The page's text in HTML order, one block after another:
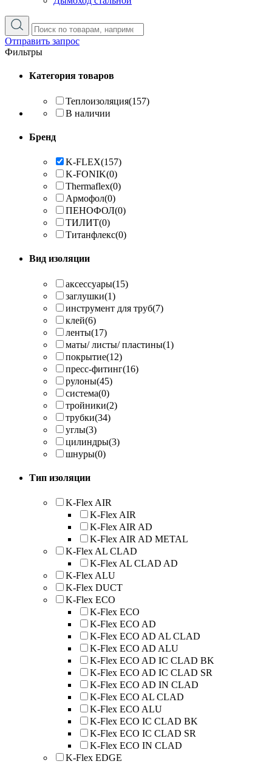
Отправить запрос
Фильтры
Категория товаров
Теплоизоляция(157)
В наличии
Бренд
K-FLEX(157)
K-FONIK(0)
Thermaflex(0)
Армофол(0)
ПЕНОФОЛ(0)
ТИЛИТ(0)
Титанфлекс(0)
Вид изоляции
аксессуары(15)
заглушки(1)
инструмент для труб(7)
клей(6)
ленты(17)
маты/ листы/ пластины(1)
покрытие(12)
пресс-фитинг(16)
рулоны(45)
система(0)
тройники(2)
трубки(34)
углы(3)
цилиндры(3)
шнуры(0)
Тип изоляции
K-Flex AIR
K-Flex AIR
K-Flex AIR AD
K-Flex AIR AD METAL
K-Flex AL CLAD
K-Flex AL CLAD AD
K-Flex ALU
K-Flex DUCT
K-Flex ECO
K-Flex ECO
K-Flex ECO AD
K-Flex ECO AD AL CLAD
K-Flex ECO AD ALU
K-Flex ECO AD IC CLAD BK
K-Flex ECO AD IC CLAD SR
K-Flex ECO AD IN CLAD
K-Flex ECO AL CLAD
K-Flex ECO ALU
K-Flex ECO IC CLAD BK
K-Flex ECO IC CLAD SR
K-Flex ECO IN CLAD
K-Flex EDGE